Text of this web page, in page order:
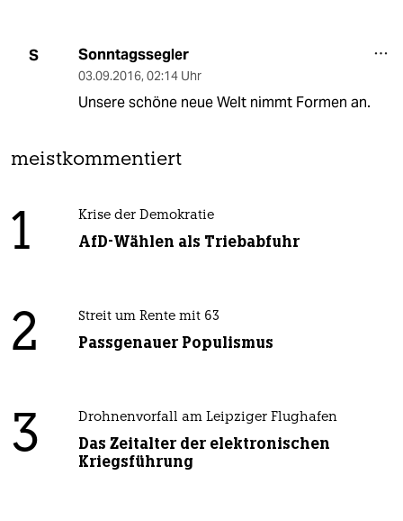
S Sonntagssegler
03.09.2016, 02:14 Uhr
Unsere schöne neue Welt nimmt Formen an.
meistkommentiert
1 Krise der Demokratie
AfD-Wählen als Triebabfuhr
2 Streit um Rente mit 63
Passgenauer Populismus
3 Drohnenvorfall am Leipziger Flughafen
Das Zeitalter der elektronischen
Kriegsführung